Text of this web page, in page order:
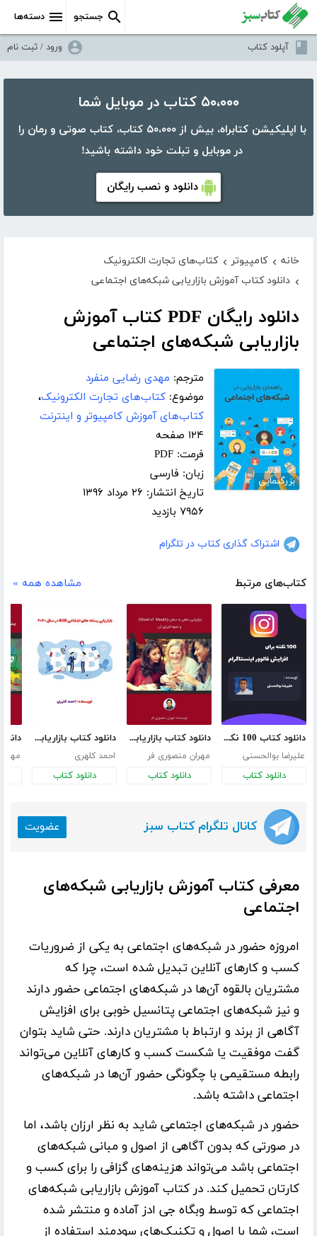
دسته‌ها جستجو
آپلود کتاب ورود / ثبت نام
۵۰،۰۰۰ کتاب در موبایل شما
با اپلیکیشن کتابراه، بیش از ۵۰،۰۰۰ کتاب، کتاب صوتی و رمان را
در موبایل و تبلت خود داشته باشید!
دانلود و نصب رایگان
خانه › کامپیوتر › کتاب‌های تجارت الکترونیک
› دانلود کتاب آموزش بازاریابی شبکه‌های اجتماعی
دانلود رایگان PDF کتاب آموزش
بازاریابی شبکه‌های اجتماعی
بزرگنمایی
مترجم: مهدی رضایی منفرد
موضوع: کتاب‌های تجارت الکترونیک،
کتاب‌های آموزش کامپیوتر و اینترنت
۱۲۴ صفحه
فرمت: PDF
زبان: فارسی
تاریخ انتشار: ۲۶ مرداد ۱۳۹۶
۷۹۵۶ بازدید
اشتراک گذاری کتاب در تلگرام
کتاب‌های مرتبط مشاهده همه »
دانلود کتاب 100 نکته برای افزایش فالوور اینستاگرام
علیرضا بوالحسنی
دانلود کتاب
دانلود کتاب بازاریابی دهان به دهان (Word of Mouth) و نحوه اجرای آن
مهران منصوری فر
دانلود کتاب
دانلود کتاب بازاریابی رسانه‌های اجتماعی B2B در سال 2020
احمد کلهری
دانلود کتاب
کانال تلگرام کتاب سبز عضویت
معرفی کتاب آموزش بازاریابی شبکه‌های
اجتماعی
امروزه حضور در شبکه‌های اجتماعی به یکی از ضروریات
کسب و کارهای آنلاین تبدیل شده است، چرا که
مشتریان بالقوه آن‌ها در شبکه‌های اجتماعی حضور دارند
و نیز شبکه‌های اجتماعی پتانسیل خوبی برای افزایش
آگاهی از برند و ارتباط با مشتریان دارند. حتی شاید بتوان
گفت موفقیت یا شکست کسب و کارهای آنلاین می‌تواند
رابطه مستقیمی با چگونگی حضور آن‌ها در شبکه‌های
اجتماعی داشته باشد.
حضور در شبکه‌های اجتماعی شاید به نظر ارزان باشد، اما
در صورتی که بدون آگاهی از اصول و مبانی شبکه‌های
اجتماعی باشد می‌تواند هزینه‌های گزافی را برای کسب و
کارتان تحمیل کند. در کتاب آموزش بازاریابی شبکه‌های
اجتماعی که توسط وبگاه جی ادز آماده و منتشر شده
است، شما با اصول و تکنیک‌های سودمند استفاده از